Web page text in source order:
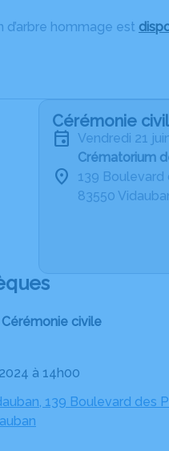
hommage est
Cérémonie
vendredi 21
Crématorium
139 Boulevard
83550
Cérémonie civile
2024 à 14h00
139 Boulevard des